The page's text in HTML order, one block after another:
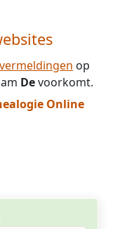
op
Devoorkomt.
Online